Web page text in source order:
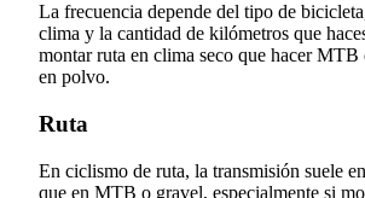
La frecuencia depende del tipo de
clima y la cantidad de kilómetros que
montar ruta en clima seco que hacer MTB
en polvo.
Ruta
En ciclismo de ruta, la transmisión suele
que en MTB o gravel, especialmente si